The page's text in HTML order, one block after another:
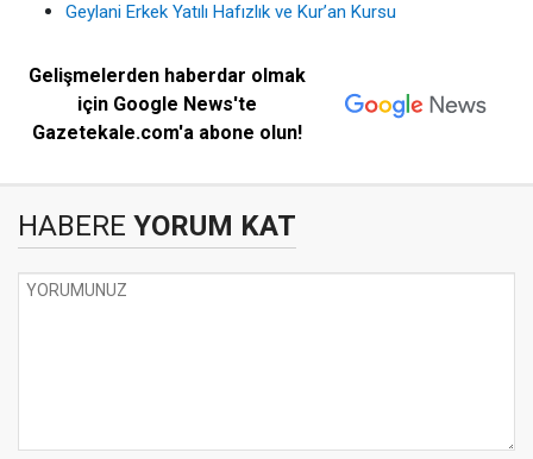
Geylani Erkek Yatılı Hafızlık ve Kur’an Kursu
Gelişmelerden haberdar olmak
için Google News'te
Gazetekale.com'a abone olun!
HABERE YORUM KAT